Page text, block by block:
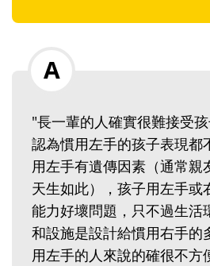
"長一輩的人確實很難接受
認為慣用左手的孩子表現都
用左手有遺傳因素（通常親
天生如此），孩子用左手或
能力好壞問題，只不過生活
和設施是設計給慣用右手的
用左手的人來說的確很不方